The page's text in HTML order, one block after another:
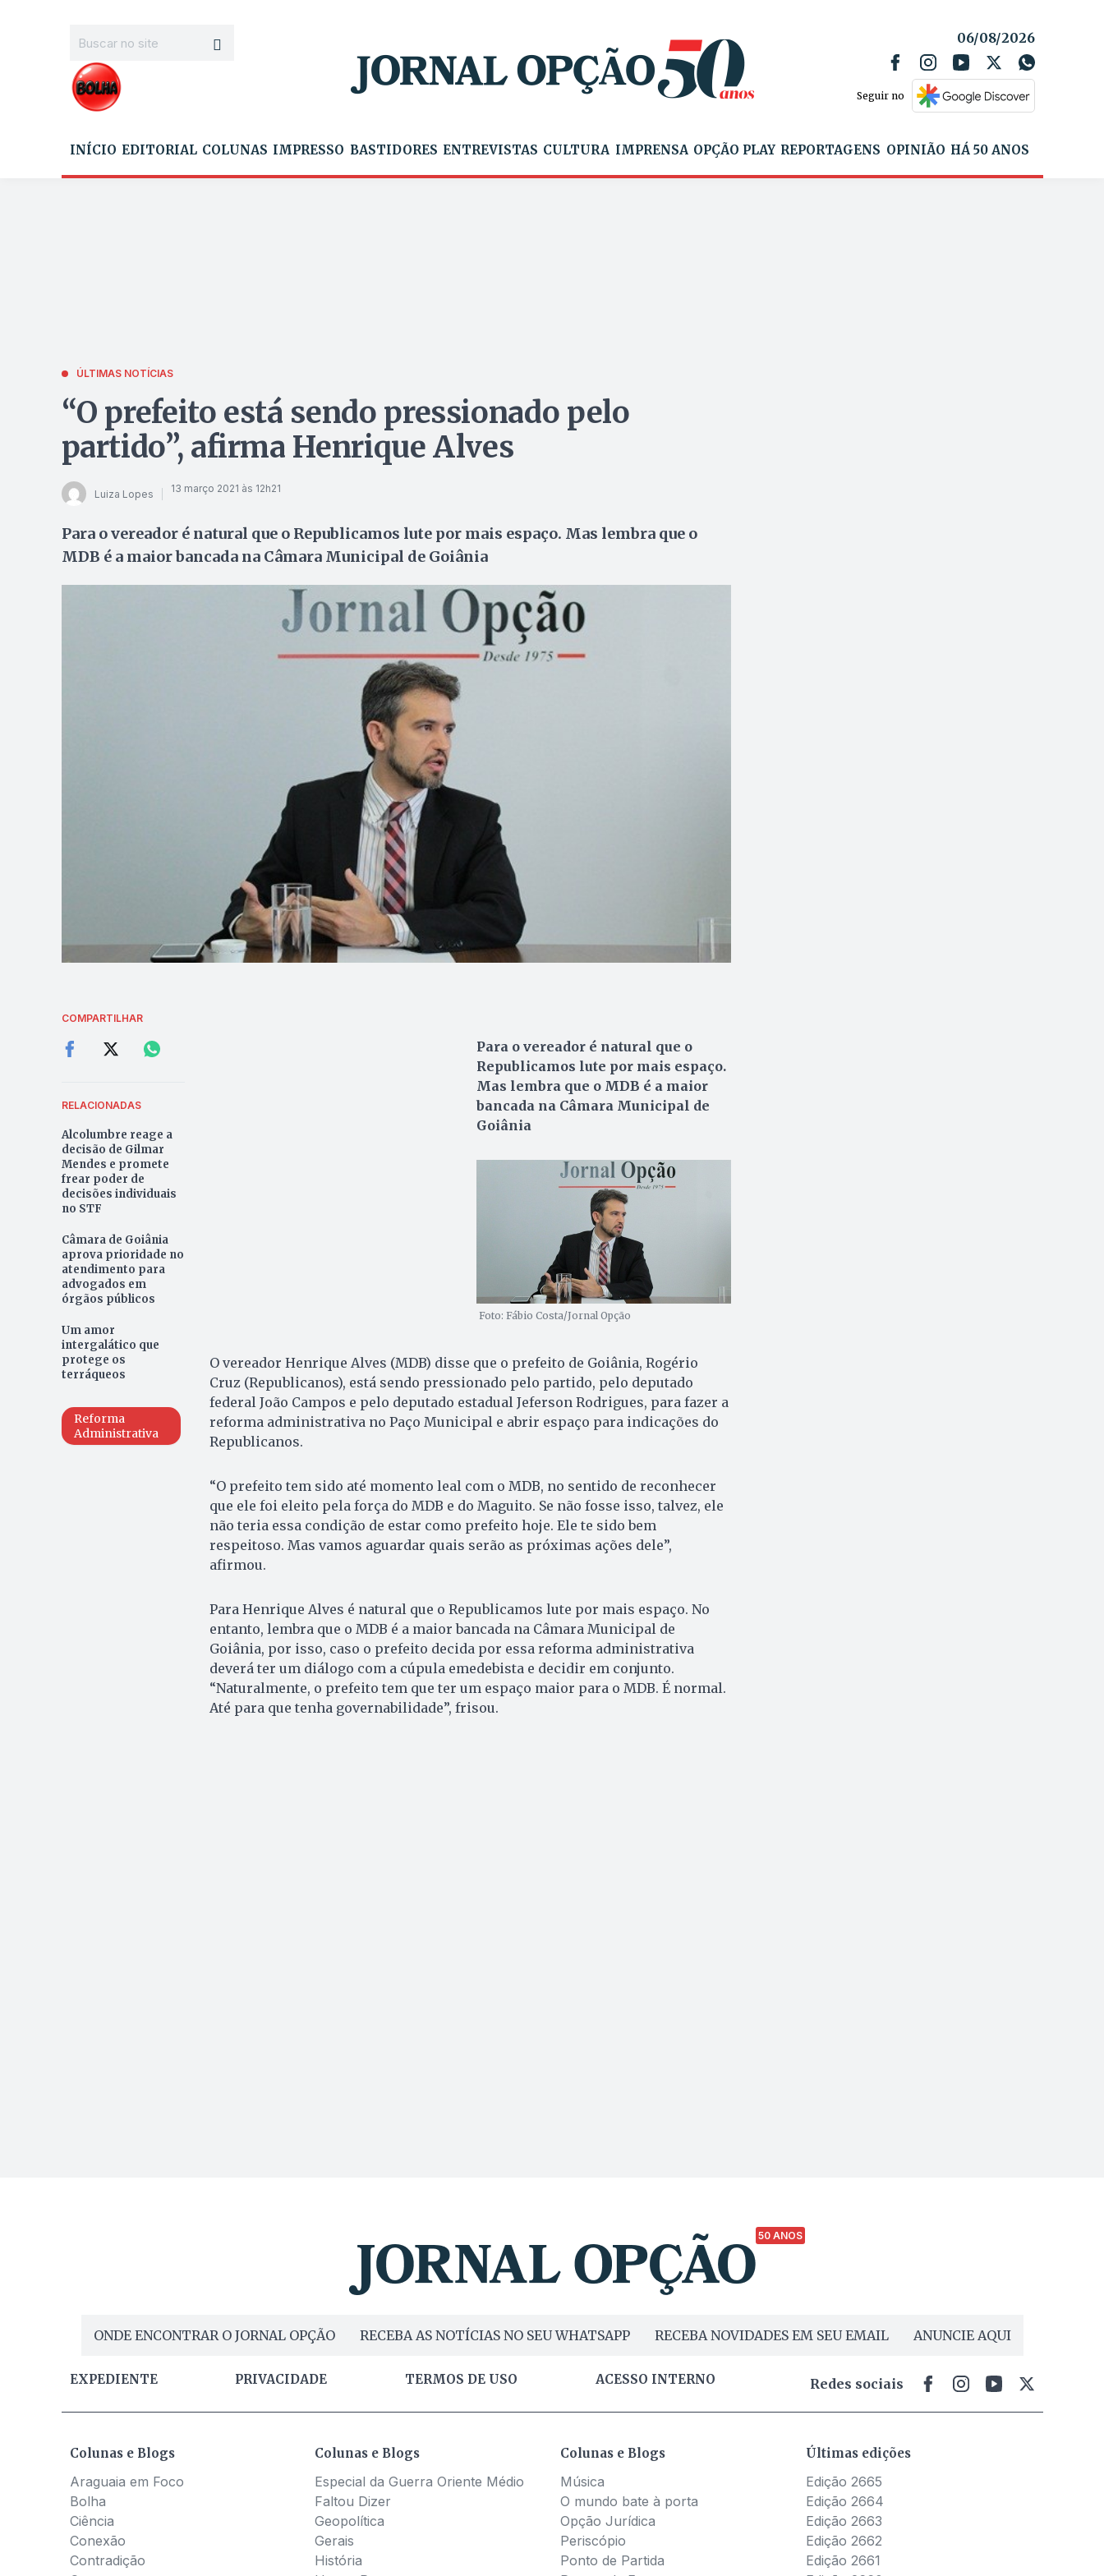
06/08/2026
Seguir no
INÍCIO EDITORIAL COLUNAS IMPRESSO BASTIDORES ENTREVISTAS CULTURA IMPRENSA OPÇÃO PLAY REPORTAGENS OPINIÃO HÁ 50 ANOS
ÚLTIMAS NOTÍCIAS
“O prefeito está sendo pressionado pelo
partido”, afirma Henrique Alves
Luiza Lopes 13 março 2021 às 12h21
Para o vereador é natural que o Republicamos lute por mais espaço. Mas lembra que o
MDB é a maior bancada na Câmara Municipal de Goiânia
COMPARTILHAR
RELACIONADAS
Alcolumbre reage a
decisão de Gilmar
Mendes e promete
frear poder de
decisões individuais
no STF
Câmara de Goiânia
aprova prioridade no
atendimento para
advogados em
órgãos públicos
Um amor
intergalático que
protege os
terráqueos
Reforma
Administrativa
Para o vereador é natural que o
Republicamos lute por mais espaço.
Mas lembra que o MDB é a maior
bancada na Câmara Municipal de
Goiânia
Foto: Fábio Costa/Jornal Opção
O vereador Henrique Alves (MDB) disse que o prefeito de Goiânia, Rogério
Cruz (Republicanos), está sendo pressionado pelo partido, pelo deputado
federal João Campos e pelo deputado estadual Jeferson Rodrigues, para fazer a
reforma administrativa no Paço Municipal e abrir espaço para indicações do
Republicanos.
“O prefeito tem sido até momento leal com o MDB, no sentido de reconhecer
que ele foi eleito pela força do MDB e do Maguito. Se não fosse isso, talvez, ele
não teria essa condição de estar como prefeito hoje. Ele te sido bem
respeitoso. Mas vamos aguardar quais serão as próximas ações dele”,
afirmou.
Para Henrique Alves é natural que o Republicamos lute por mais espaço. No
entanto, lembra que o MDB é a maior bancada na Câmara Municipal de
Goiânia, por isso, caso o prefeito decida por essa reforma administrativa
deverá ter um diálogo com a cúpula emedebista e decidir em conjunto.
“Naturalmente, o prefeito tem que ter um espaço maior para o MDB. É normal.
Até para que tenha governabilidade”, frisou.
50 ANOS
ONDE ENCONTRAR O JORNAL OPÇÃO RECEBA AS NOTÍCIAS NO SEU WHATSAPP RECEBA NOVIDADES EM SEU EMAIL ANUNCIE AQUI
EXPEDIENTE PRIVACIDADE TERMOS DE USO ACESSO INTERNO Redes sociais
Colunas e Blogs
Araguaia em Foco
Bolha
Ciência
Conexão
Contradição
Colunas e Blogs
Especial da Guerra Oriente Médio
Faltou Dizer
Geopolítica
Gerais
História
Colunas e Blogs
Música
O mundo bate à porta
Opção Jurídica
Periscópio
Ponto de Partida
Últimas edições
Edição 2665
Edição 2664
Edição 2663
Edição 2662
Edição 2661